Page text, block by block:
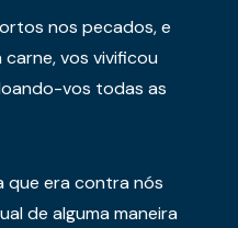
nos pecados, e
vos vivificou
vos todas as
que era contra nós
de alguma maneira